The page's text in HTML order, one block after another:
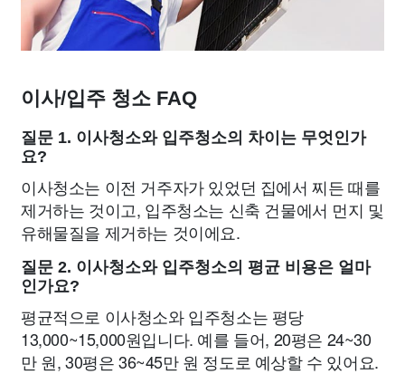
이사/입주 청소 FAQ
질문 1. 이사청소와 입주청소의 차이는 무엇인가
요?
이사청소는 이전 거주자가 있었던 집에서 찌든 때를
제거하는 것이고, 입주청소는 신축 건물에서 먼지 및
유해물질을 제거하는 것이에요.
질문 2. 이사청소와 입주청소의 평균 비용은 얼마
인가요?
평균적으로 이사청소와 입주청소는 평당
13,000~15,000원입니다. 예를 들어, 20평은 24~30
만 원, 30평은 36~45만 원 정도로 예상할 수 있어요.